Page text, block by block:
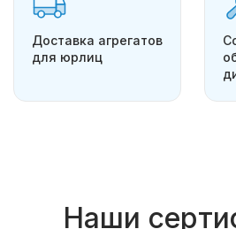
Доставка агрегатов
для юрлиц
Наши